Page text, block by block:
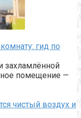
гид по
захламлённой
помещение —
чистый воздух и